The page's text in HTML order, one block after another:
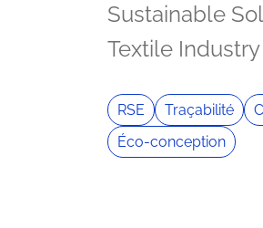
Sustainable
Textile Industry
RSE Traçabilité
Éco-conception